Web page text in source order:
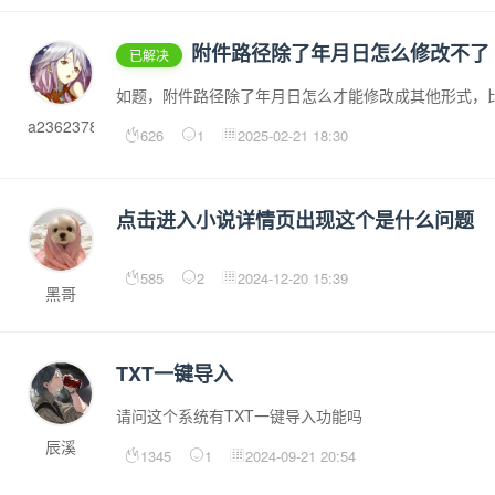
a2362378688
已解决 附件路径除了年月日怎么修改不了
如题，附件路径除了年月日怎么才能修改成其他形式
626 1 2025-02-21 18:30
黑哥
点击进入小说详情页出现这个是什么问题
585 2 2024-12-20 15:39
辰溪
TXT一键导入
请问这个系统有TXT一键导入功能吗
1345 1 2024-09-21 20:54